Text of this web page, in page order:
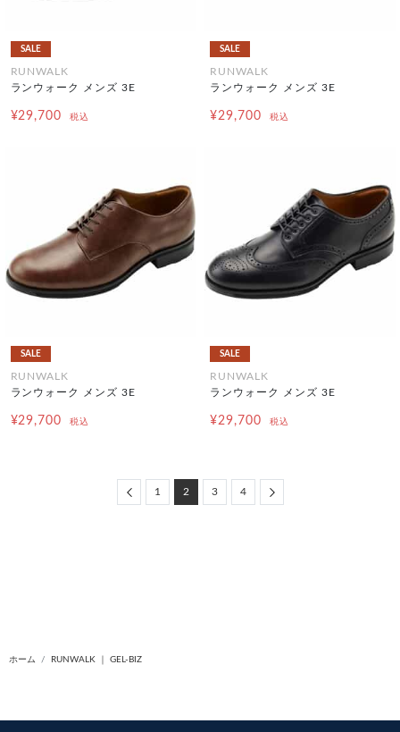
SALE
RUNWALK
ランウォーク メンズ 3E
¥29,700 税込
SALE
RUNWALK
ランウォーク メンズ 3E
¥29,700 税込
SALE
RUNWALK
ランウォーク メンズ 3E
¥29,700 税込
SALE
RUNWALK
ランウォーク メンズ 3E
¥29,700 税込
Previous
1 2 3 4 Next
ホーム RUNWALK ｜ GEL-BIZ